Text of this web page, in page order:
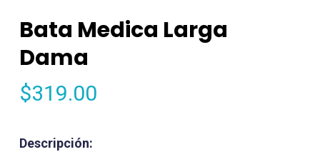
Bata Medica Larga
Dama
$319.00
Descripción: